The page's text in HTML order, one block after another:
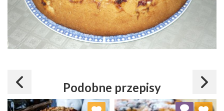
Podobne przepisy
Dodaj do ulubionych Dodaj do ulubionych